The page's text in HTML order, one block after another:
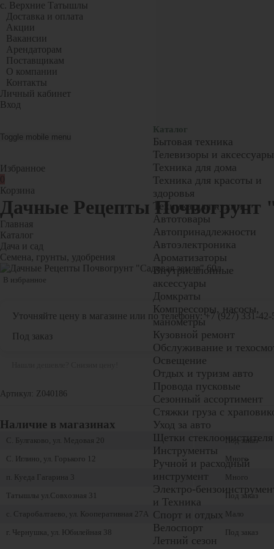
с. Верхние Татышлы
Доставка и оплата
Акции
Вакансии
Арендаторам
Поставщикам
О компании
Контакты
Личный кабинет
Вход
Toggle mobile menu
Каталог
Бытовая техника
Телевизоры и аксессуары
Техника для дома
Техника для красоты и
здоровья
Техника для кухни
Автотовары
Автопринадлежности
Автоэлектроника
Ароматизаторы
Внутрисалонные
аксессуары
Домкраты
Компрессоры, насосы,
манометры
Кузовной ремонт
Обслуживание и
Освещение
Отдых и туризм авто
Провода пусковые
Сезонный ассортимент
Стяжки груза с
Уход за авто
Щетки стеклоочистителя
Инструменты
Ручной и расходный
инструмент
Электро-
и Техника
Спорт и отдых
Велоспорт
Летний сезон
Избранное
0
Корзина
Дачные Рецепты Почвогрунт
Главная
Каталог
Дача и сад
Семена, грунты, удобрения
В избранное
Уточняйте цену в магазине или по телефону:+7 (927) 331-42-
Под заказ
Артикул: Z040186
Наличие в магазинах
С. Булгаково, ул. Медовая 20
Под заказ
С. Иглино, ул. Горького 12
Много
п. Куеда Гагарина 3
Много
Татышлы ул.Совхозная 31
Под заказ
с. Старобалтаево, ул. Кооперативная 27А
Мало
г. Чернушка, ул. Юбилейная 38
Под заказ